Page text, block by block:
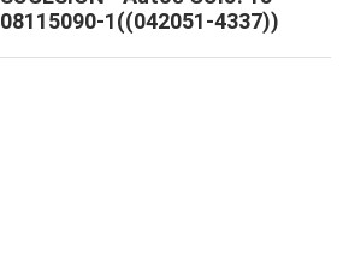
08115090-1((042051-4337))